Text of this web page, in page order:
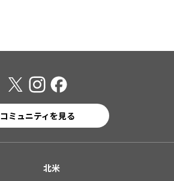
コミュニティを見る
北米